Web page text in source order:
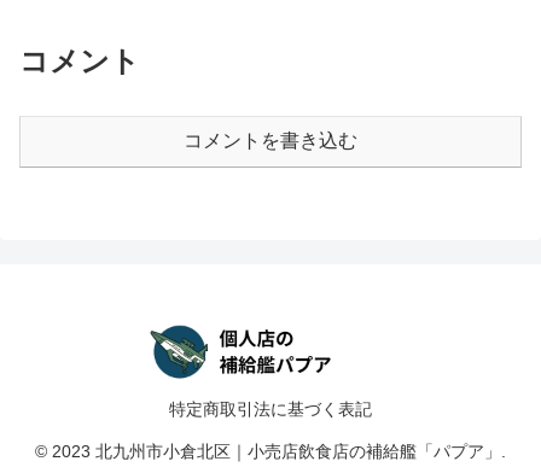
コメント
コメントを書き込む
特定商取引法に基づく表記
© 2023 北九州市小倉北区｜小売店飲食店の補給艦「パプア」.